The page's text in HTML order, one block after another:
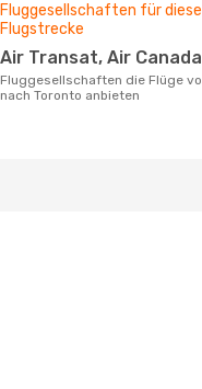
Fluggesellschaften für diese
Flugstrecke
Air Transat, Air Canada
Fluggesellschaften die Flüge von Athen
nach Toronto anbieten